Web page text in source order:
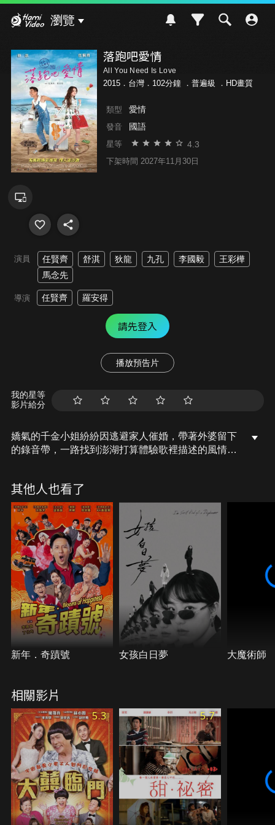
瀏覽
落跑吧愛情
All You Need Is Love
2015．台灣．102分鐘 ． 普遍級 ．HD畫質
類型 愛情
發音 國語
星等 4.3
下架時間 2027年11月30日
演員 任賢齊 舒淇 狄龍 九孔 李國毅
王彩樺
馬念先
導演 任賢齊 羅安得
請先登入
播放預告片
我的星等
影片給分
嬌氣的千金小姐紛紛因逃避家人催婚，帶著外婆留下
的錄音帶，一路找到澎湖打算體驗歌裡描述的風情。
家長震怒。紛紛與阿武一家人連日相處，決定協助阿
武一家人。與此同時，兩人的愛苗也漸漸滋長。
其他人也看了
新年．奇蹟號 女孩白日夢 大魔術師
相關影片
5.3 5.7